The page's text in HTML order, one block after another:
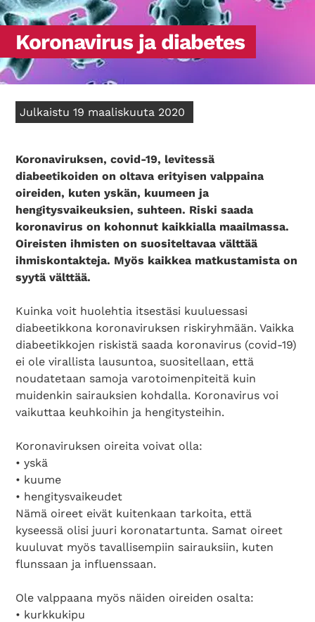
Koronavirus ja diabetes
Julkaistu 19 maaliskuuta 2020
Koronaviruksen, covid-19, levitessä
diabeetikoiden on oltava erityisen valppaina
oireiden, kuten yskän, kuumeen ja
hengitysvaikeuksien, suhteen. Riski saada
koronavirus on kohonnut kaikkialla maailmassa.
Oireisten ihmisten on suositeltavaa välttää
ihmiskontakteja. Myös kaikkea matkustamista on
syytä välttää.
Kuinka voit huolehtia itsestäsi kuuluessasi
diabeetikkona koronaviruksen riskiryhmään. Vaikka
diabeetikkojen riskistä saada koronavirus (covid-19)
ei ole virallista lausuntoa, suositellaan, että
noudatetaan samoja varotoimenpiteitä kuin
muidenkin sairauksien kohdalla. Koronavirus voi
vaikuttaa keuhkoihin ja hengitysteihin.
Koronaviruksen oireita voivat olla:
• yskä
• kuume
• hengitysvaikeudet
Nämä oireet eivät kuitenkaan tarkoita, että
kyseessä olisi juuri koronatartunta. Samat oireet
kuuluvat myös tavallisempiin sairauksiin, kuten
flunssaan ja influenssaan.
Ole valppaana myös näiden oireiden osalta:
• kurkkukipu